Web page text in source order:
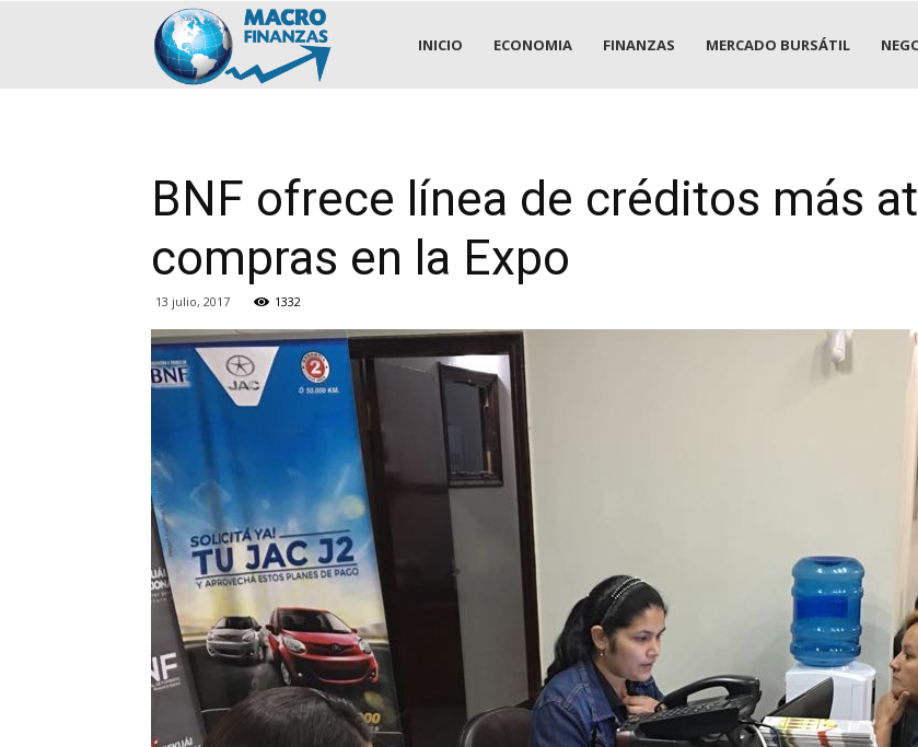
.::MACROFINANZAS::.
INICIO ECONOMIA FINANZAS MERCADO BURSÁTIL
BNF ofrece línea de créditos más
compras en la Expo
13 julio, 2017 1332